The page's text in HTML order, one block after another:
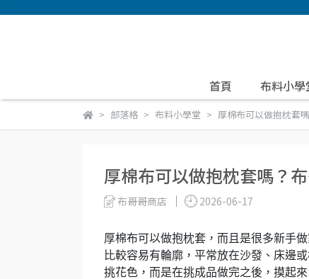
首頁 布料小學
部落格 布料小學堂 厚棉布可以做抱枕套
厚棉布可以做抱枕套嗎？
布哥哥商店 2026-06-17
厚棉布可以做抱枕套，而且是很多新手
比較容易有輪廓，平常放在沙發、床邊
挑花色，而是在挑成品做完之後，摸起